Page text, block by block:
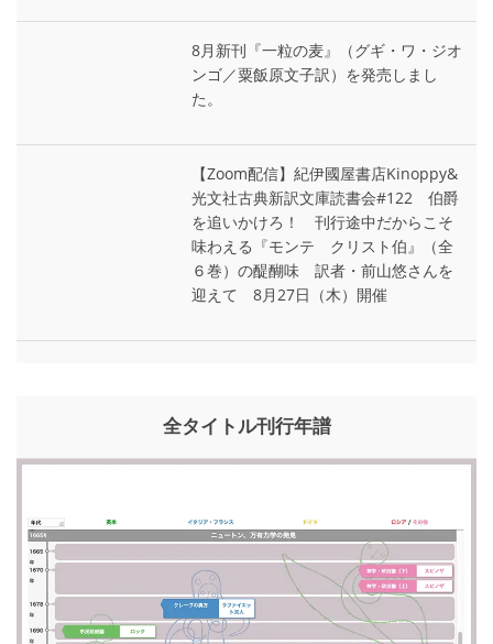
8月新刊『一粒の麦』（グギ・ワ・ジオ
ンゴ／粟飯原文子訳）を発売しまし
た。
【Zoom配信】紀伊國屋書店Kinoppy&
光文社古典新訳文庫読書会#122 伯爵
を追いかけろ！ 刊行途中だからこそ
味わえる『モンテ゠クリスト伯』（全
６巻）の醍醐味 訳者・前山悠さんを
迎えて 8月27日（木）開催
全タイトル刊行年譜